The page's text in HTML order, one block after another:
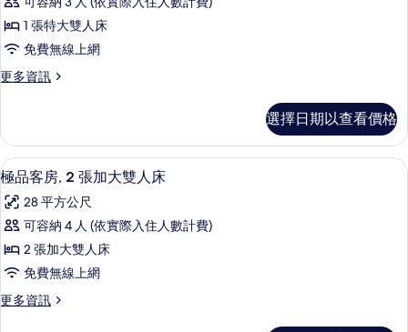
無
障
礙
有
相
片
人
床,
障
情
品
客
房,
1
特
大
雙
人
床
的
所
有
1 張特大雙人床
免費無線上網
更多資訊
更
客
房,
1
特
大
人
床
詳
選擇日期以查看價格
顯
示
極
品
客
房,
2
16
極品客房, 2 張加大雙人床
28 平方公尺
可容納 4 人 (依實際入住人數計費)
2 張加大雙人床
免費無線上網
更多資訊
更